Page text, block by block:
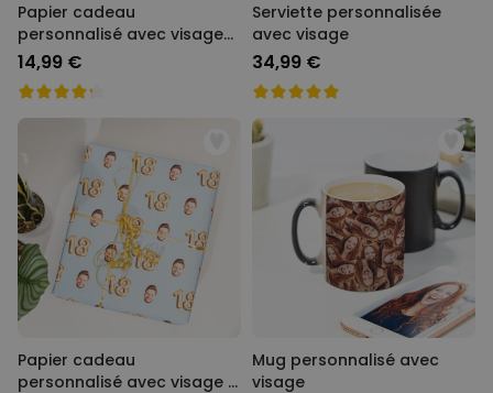
Papier cadeau
personnalisé avec visage
et chapeau de fête
14,99 €
Serviette personnalisée
avec visage
34,99 €
Papier cadeau
personnalisé avec visage -
Mug personnalisé avec
visage
PERFORMANCE
COMMERCIALISATION